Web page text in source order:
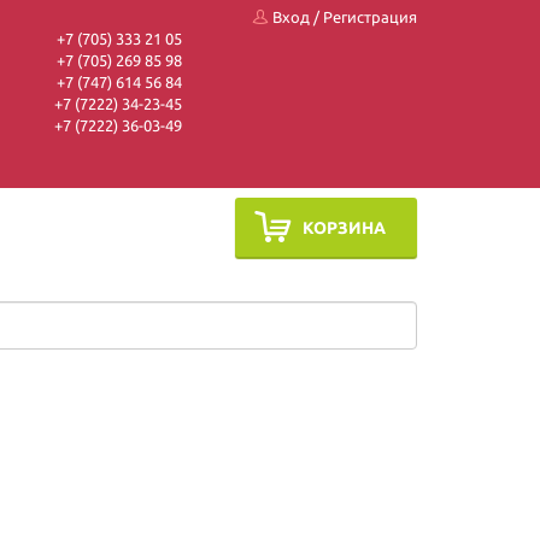
+7 (705) 333 21 05
+7 (705) 269 85 98
+7 (747) 614 56 84
+7 (7222) 34-23-45
+7 (7222) 36-03-49
Вход / Регистрация
КОРЗИНА